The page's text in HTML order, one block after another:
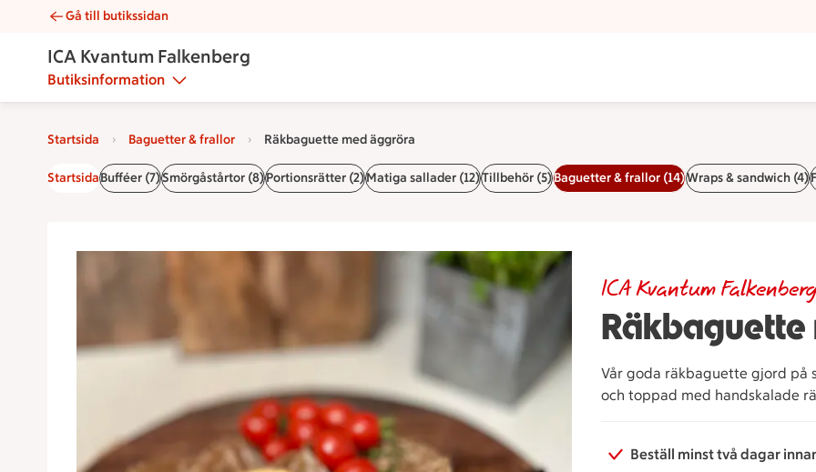
Räkbaguette med äggröra | Catering ICA Kvantum Falkenberg
Gå till butikssidan
ICA Kvantum Falkenberg
Butiksinformation
Startsida Baguetter & frallor Räkbaguette med äggröra
StartsidaBufféer (7)Smörgåstårtor (8)Portionsrätter (2)Matiga sallader (12)Tillbehör (5)Baguetter & frallor (14)Wraps & sandwich (4)
ICA Kvantum
Vår goda räkbaguette gjord på
och toppad med handskalade
Beställ minst två dagar